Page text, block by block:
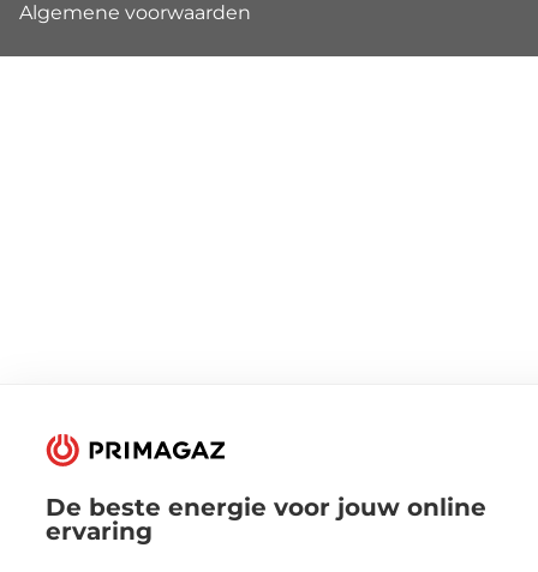
De beste energie voor jouw online
ervaring
Algemene voorwaarden